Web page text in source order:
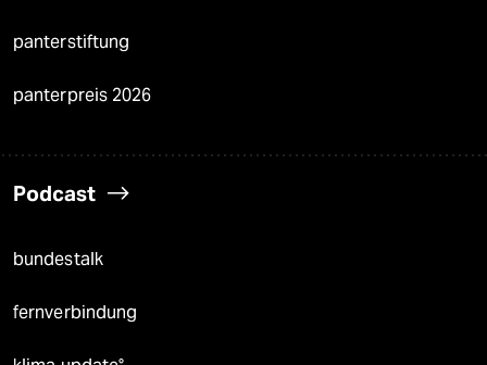
panterstiftung
panterpreis 2026
Podcast
bundestalk
fernverbindung